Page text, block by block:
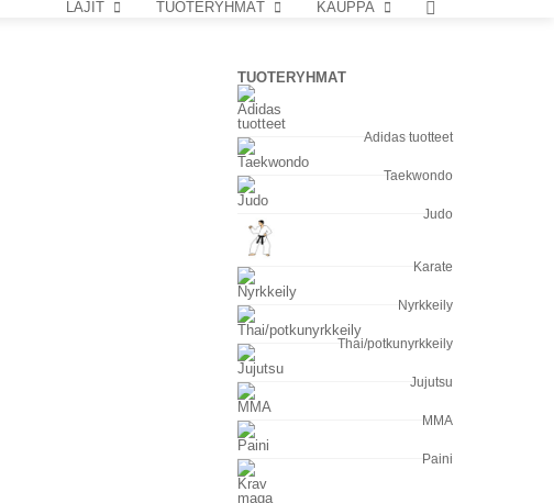
LAJIT TUOTERYHMÄT KAUPPA
TUOTERYHMÄT
Adidas tuotteet
Taekwondo
Judo
Karate
Nyrkkeily
Thai/potkunyrkkeily
Jujutsu
MMA
Paini